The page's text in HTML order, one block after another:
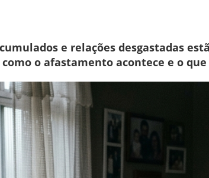
e relações desgastadas
o afastamento acontece e o